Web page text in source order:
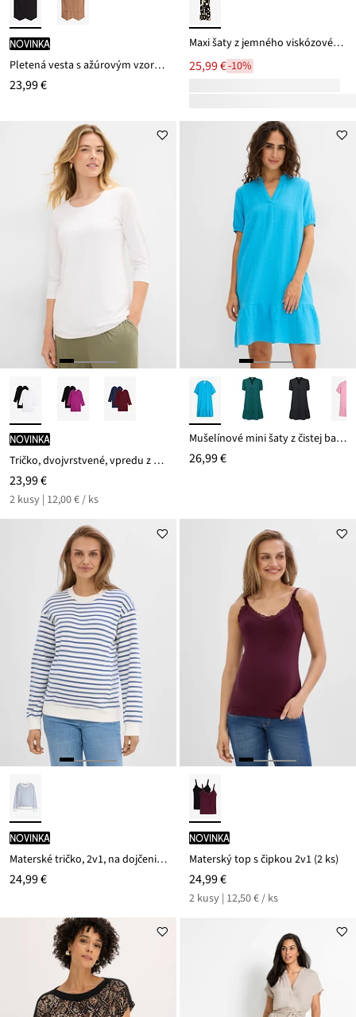
novinka
Pletená vesta s ažúrovým vzorom na chrbáte
23,99 €
Maxi šaty z jemného viskózovéhu mixu
25,99 €-10%
novinka
Tričko, dvojvrstvené, vpredu z mäkkého viskózového mixu (2 ks v balení)
23,99 €
2 kusy | 12,00 € / ks
Mušelínové mini šaty z čistej bavlny
26,99 €
novinka
Materské tričko, 2v1, na dojčenie, z čistej bio bavlny
24,99 €
novinka
Materský top s čipkou 2v1 (2 ks)
24,99 €
2 kusy | 12,50 € / ks